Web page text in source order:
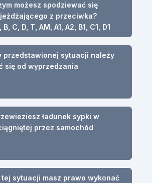
możesz spodziewać się
z przeciwka?
C, D, T, AM, A1, A2, B1, C1, D1
przedstawionej sytuacji należy
się od wyprzedzania
ładunek sypki w
przez samochód
tej sytuacji masz prawo wykonać